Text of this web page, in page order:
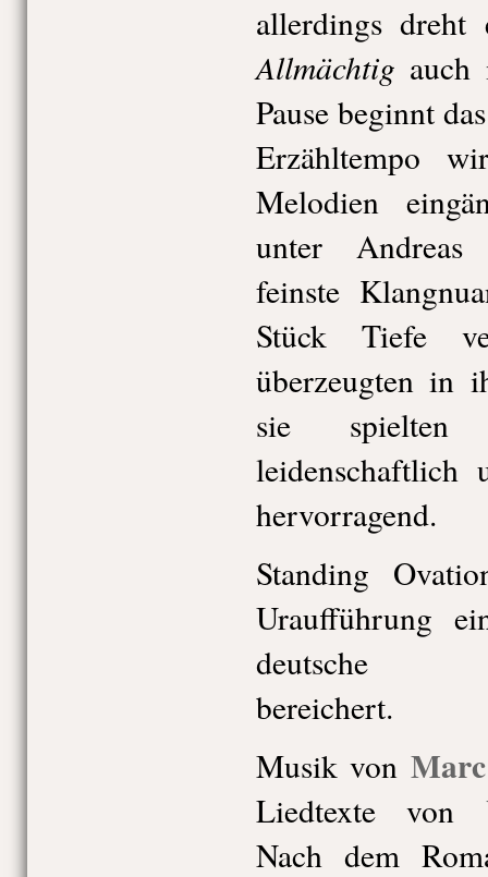
allerdings
Allmächtig auch
Pause beginnt
Erzähltempo
Melodien
unter Andreas
feinste
Stück Tiefe
überzeugten in
sie spielten
leidenschaftlich
hervorragend.
Standing
Uraufführung
deutsche
bereichert.
Musik von
Liedtexte von
Nach dem